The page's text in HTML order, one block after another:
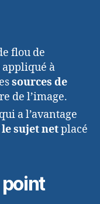
flou de
appliqué à
sources de
de l’image.
qui a l’avantage
sujet netplacé
point